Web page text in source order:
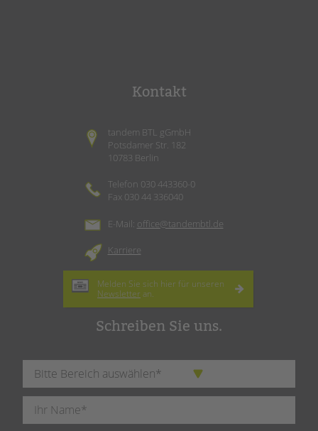
Kontakt
tandem BTL gGmbH
Potsdamer Str. 182
10783 Berlin
Telefon 030 443360-0
Fax 030 44 336040
E-Mail: office@tandembtl.de
Karriere
Melden Sie sich hier für unseren
Newsletter an.
Schreiben Sie uns.